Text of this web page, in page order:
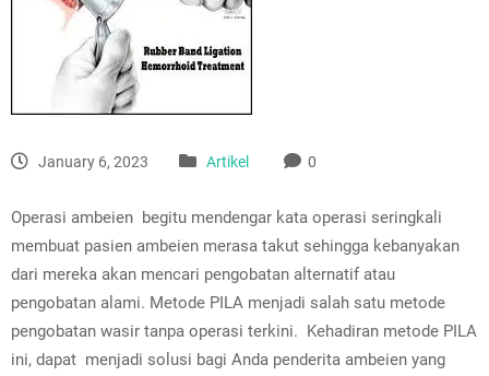
January 6, 2023 Artikel 0
Operasi ambeien begitu mendengar kata operasi seringkali
membuat pasien ambeien merasa takut sehingga kebanyakan
dari mereka akan mencari pengobatan alternatif atau
pengobatan alami. Metode PILA menjadi salah satu metode
pengobatan wasir tanpa operasi terkini. Kehadiran metode PILA
ini, dapat menjadi solusi bagi Anda penderita ambeien yang